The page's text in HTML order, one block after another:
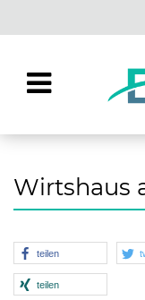
Wirtshaus
teilen
teilen